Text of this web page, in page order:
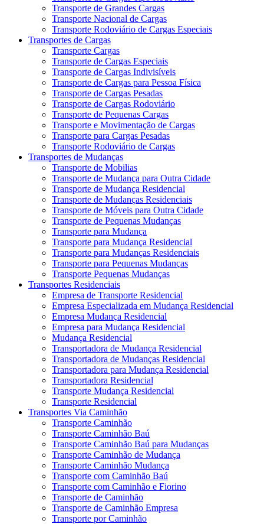
Transporte de Grandes Cargas
Transporte Nacional de Cargas
Transporte Rodoviário de Cargas Especiais
Transportes de Cargas
Transporte Cargas
Transporte de Cargas Especiais
Transporte de Cargas Indivisíveis
Transporte de Cargas para Pessoa Física
Transporte de Cargas Pesadas
Transporte de Cargas Rodoviário
Transporte de Pequenas Cargas
Transporte e Movimentação de Cargas
Transporte para Cargas Pesadas
Transporte Rodoviário de Cargas
Transportes de Mudanças
Transporte de Mobilias
Transporte de Mudança para Outra Cidade
Transporte de Mudança Residencial
Transporte de Mudanças Residenciais
Transporte de Móveis para Outra Cidade
Transporte de Pequenas Mudanças
Transporte para Mudança
Transporte para Mudança Residencial
Transporte para Mudanças Residenciais
Transporte para Pequenas Mudanças
Transporte Pequenas Mudanças
Transportes Residenciais
Empresa de Transporte Residencial
Empresa Especializada em Mudança Residencial
Empresa Mudança Residencial
Empresa para Mudança Residencial
Mudança Residencial
Transportadora de Mudança Residencial
Transportadora de Mudanças Residencial
Transportadora para Mudança Residencial
Transportadora Residencial
Transporte Mudança Residencial
Transporte Residencial
Transportes Via Caminhão
Transporte Caminhão
Transporte Caminhão Baú
Transporte Caminhão Baú para Mudanças
Transporte Caminhão de Mudança
Transporte Caminhão Mudança
Transporte com Caminhão Baú
Transporte com Caminhão e Fiorino
Transporte de Caminhão
Transporte de Caminhão Empresa
Transporte por Caminhão